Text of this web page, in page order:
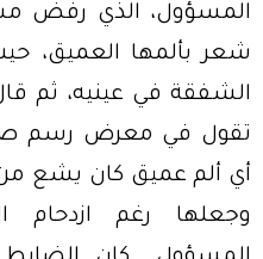
المسؤول، الذي رفض
شعر بألمها العميق،
الشفقة في عينيه، ثم
تقول في معرض رسم
أي ألم عميق كان يشع
وجعلها رغم ازدحام